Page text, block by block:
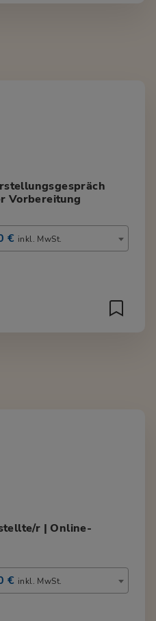
Vorbereitung
€ inkl. MwSt.
r | Online-
€ inkl. MwSt.